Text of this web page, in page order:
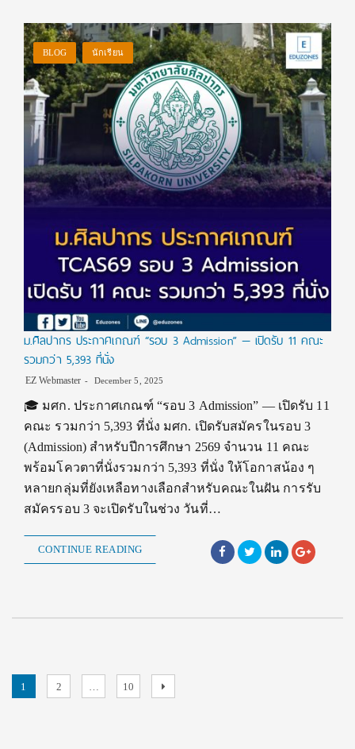
BLOG นักเรียน
ม.ศิลปากร ประกาศเกณฑ์ “รอบ 3 Admission” — เปิดรับ 11 คณะ
รวมกว่า 5,393 ที่นั่ง
EZ Webmaster December 5, 2025
🎓 มศก. ประกาศเกณฑ์ “รอบ 3 Admission” — เปิดรับ 11
คณะ รวมกว่า 5,393 ที่นั่ง มศก. เปิดรับสมัครในรอบ 3
(Admission) สำหรับปีการศึกษา 2569 จำนวน 11 คณะ
พร้อมโควตาที่นั่งรวมกว่า 5,393 ที่นั่ง ให้โอกาสน้อง ๆ
หลายกลุ่มที่ยังเหลือทางเลือกสำหรับคณะในฝัน การรับ
สมัครรอบ 3 จะเปิดรับในช่วง วันที่…
CONTINUE READING
Posts
Page
1 Page
2 … Page
10
Next